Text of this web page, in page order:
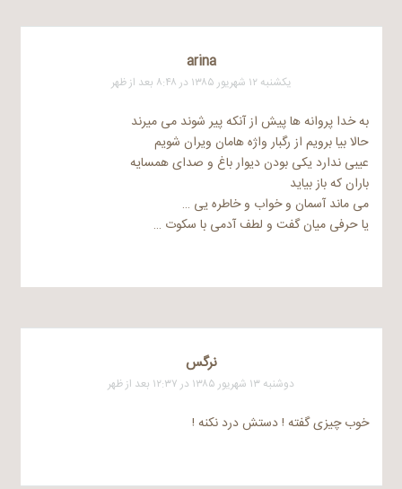
arina
یکشنبه ۱۲ شهریور ۱۳۸۵ در ۸:۴۸ بعد از ظهر
به خدا پروانه ها پیش از آنکه پیر شوند می میرند
حالا بیا برویم از رگبار واژه هامان ویران شویم
عیبی ندارد یکی بودن دیوار باغ و صدای همسایه
باران که باز بیاید
می ماند آسمان و خواب و خاطره یی …
یا حرفی میان گفت و لطف آدمی با سکوت …
نرگس
دوشنبه ۱۳ شهریور ۱۳۸۵ در ۱۲:۳۷ بعد از ظهر
خوب چیزی گفته ! دستش درد نکنه !